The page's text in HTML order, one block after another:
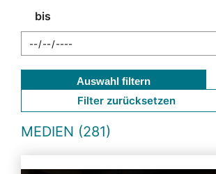
bis
Auswahl filtern
Filter zurücksetzen
MEDIEN (281)